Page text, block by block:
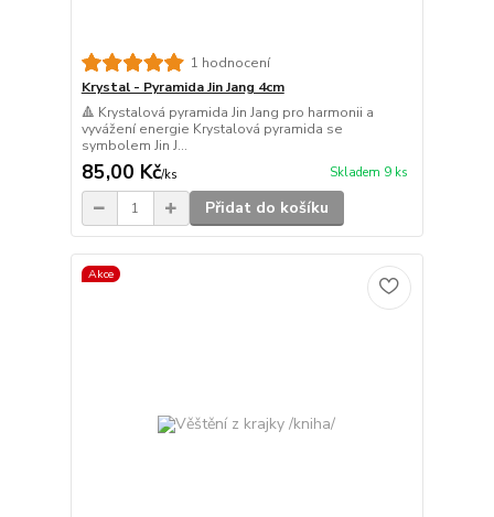
1 hodnocení
Krystal - Pyramida Jin Jang 4cm
🔺 Krystalová pyramida Jin Jang pro harmonii a
vyvážení energie Krystalová pyramida se
symbolem Jin J...
85,00 Kč/ks Skladem 9 ks
Přidat do košíku
Akce